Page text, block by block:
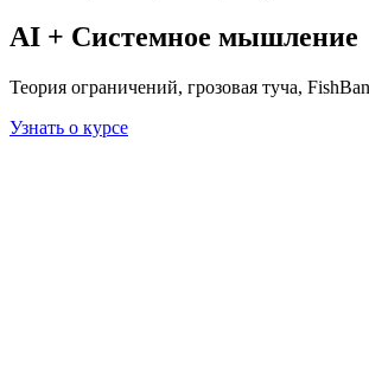
AI + Системное мышление
Теория ограничений, грозовая туча,
Узнать о курсе